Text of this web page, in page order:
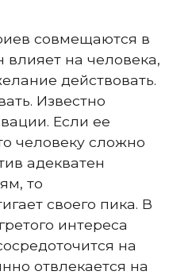
совмещаются в
влияет на человека,
действовать.
Известно
Если ее
человеку сложно
адекватен
то
своего пика. В
интереса
на
отвлекается на